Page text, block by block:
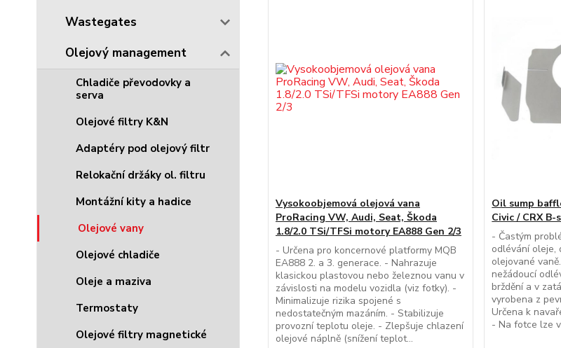
Wastegates
Olejový management
Chladiče převodovky a
serva
Olejové filtry K&N
Adaptéry pod olejový filtr
Relokační držáky ol. filtru
Montážní kity a hadice
Olejové vany
Olejové chladiče
Oleje a maziva
Termostaty
Olejové filtry magnetické
Vysokoobjemová olejová vana
ProRacing VW, Audi, Seat, Škoda
1.8/2.0 TSi/TFSi motory EA888 Gen 2/3
- Určena pro koncernové platformy MQB
EA888 2. a 3. generace. - Nahrazuje
klasickou plastovou nebo železnou vanu v
závislosti na modelu vozidla (viz fotky). -
Minimalizuje rizika spojené s
nedostatečným mazáním. - Stabilizuje
provozní teplotu oleje. - Zlepšuje chlazení
olejové náplně (snížení teplot...
Oil sump
Civic / CRX B-
- Častým
odlévání oleje,
olejované
nežádoucí
brždění a v
vyrobena z
Určena k
- Na fotce lze